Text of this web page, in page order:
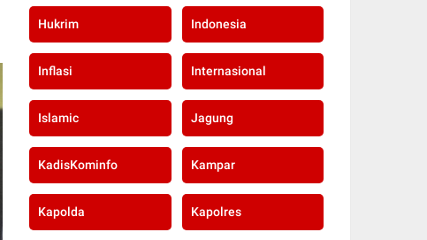
Hukrim Indonesia
Inflasi Internasional
Islamic Jagung
KadisKominfo Kampar
Kapolda Kapolres